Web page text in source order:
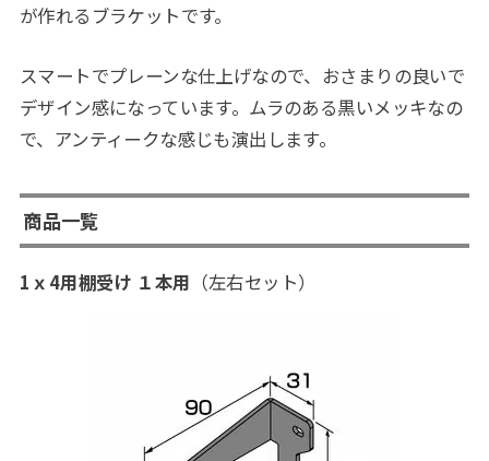
が作れるブラケットです。
スマートでプレーンな仕上げなので、おさまりの良いで
デザイン感になっています。ムラのある黒いメッキなの
で、アンティークな感じも演出します。
商品一覧
1ｘ4用棚受け １本用 （左右セット）